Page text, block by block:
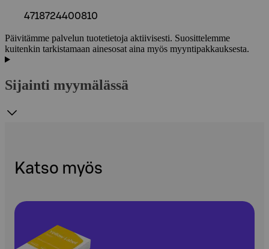
4718724400810
Päivitämme palvelun tuotetietoja aktiivisesti. Suosittelemme
kuitenkin tarkistamaan ainesosat aina myös myyntipakkauksesta.
Sijainti myymälässä
Katso myös